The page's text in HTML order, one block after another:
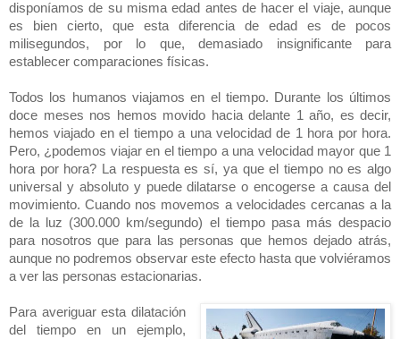
disponíamos de su misma edad antes de hacer el viaje, aunque
es bien cierto, que esta diferencia de edad es de pocos
milisegundos, por lo que, demasiado insignificante para
establecer comparaciones físicas.
Todos los humanos viajamos en el tiempo. Durante los últimos
doce meses nos hemos movido hacia delante 1 año, es decir,
hemos viajado en el tiempo a una velocidad de 1 hora por hora.
Pero, ¿podemos viajar en el tiempo a una velocidad mayor que 1
hora por hora? La respuesta es sí, ya que el tiempo no es algo
universal y absoluto y puede dilatarse o encogerse a causa del
movimiento. Cuando nos movemos a velocidades cercanas a la
de la luz (300.000 km/segundo) el tiempo pasa más despacio
para nosotros que para las personas que hemos dejado atrás,
aunque no podremos observar este efecto hasta que volviéramos
a ver las personas estacionarias.
Para averiguar esta dilatación
del tiempo en un ejemplo,